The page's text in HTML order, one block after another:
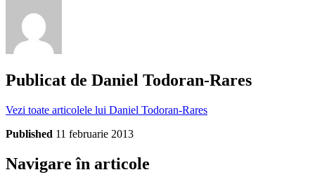
Publicat de Daniel Todoran-Rares
Vezi toate articolele lui Daniel Todoran-Rares
Published 11 februarie 2013
Navigare în articole